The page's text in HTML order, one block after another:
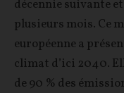
décennie suivante
plusieurs mois. Ce
européenne a
climat d’ici 2040.
de 90 % des